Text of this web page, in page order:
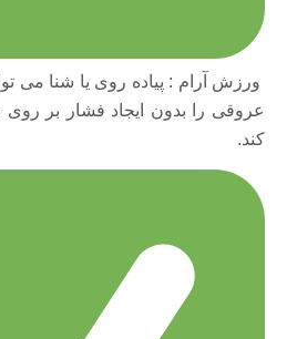
ورزش آرام : پیاده روی یا شنا می
عروقی را بدون ایجاد فشار بر
کند.